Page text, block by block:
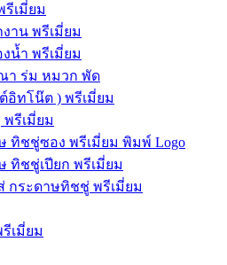
เมี่ยม
าน พรีเมี่ยม
น้ำ พรีเมี่ยม
า ร่ม หมวก พัด
อิทโน๊ต ) พรีเมี่ยม
รีเมี่ยม
ทิชชู่ซอง พรีเมี่ยม พิมพ์ Logo
ทิชชู่เปียก พรีเมี่ยม
กระดาษทิชชู่ พรีเมี่ยม
เมี่ยม